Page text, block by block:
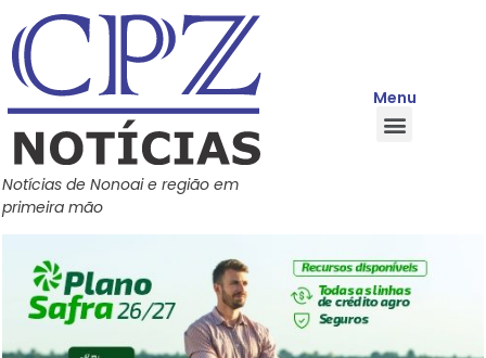
Notícias de Nonoai e região em
primeira mão
Menu